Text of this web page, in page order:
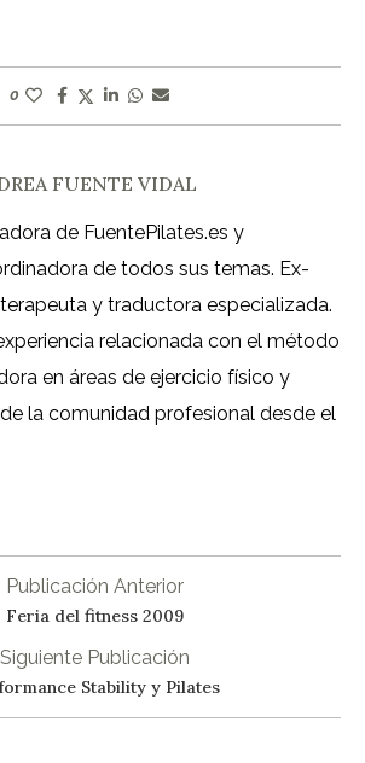
0
FUENTE VIDAL
de FuentePilates.es y
de todos sus temas. Ex-
y traductora especializada.
relacionada con el método
en áreas de ejercicio físico y
la comunidad profesional desde el
Publicación Anterior
Feria del fitness 2009
Siguiente Publicación
Stability y Pilates